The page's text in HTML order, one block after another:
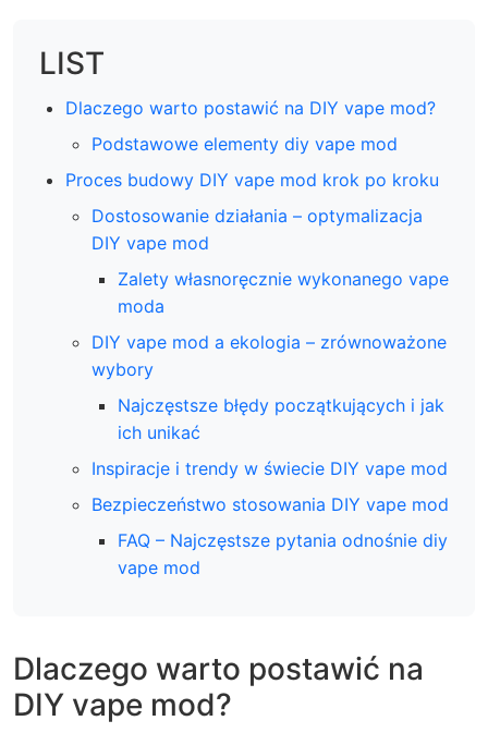
LIST
Dlaczego warto postawić na DIY vape mod?
Podstawowe elementy diy vape mod
Proces budowy DIY vape mod krok po kroku
Dostosowanie działania – optymalizacja
DIY vape mod
Zalety własnoręcznie wykonanego vape
moda
DIY vape mod a ekologia – zrównoważone
wybory
Najczęstsze błędy początkujących i jak
ich unikać
Inspiracje i trendy w świecie DIY vape mod
Bezpieczeństwo stosowania DIY vape mod
FAQ – Najczęstsze pytania odnośnie diy
vape mod
Dlaczego warto postawić na
DIY vape mod?